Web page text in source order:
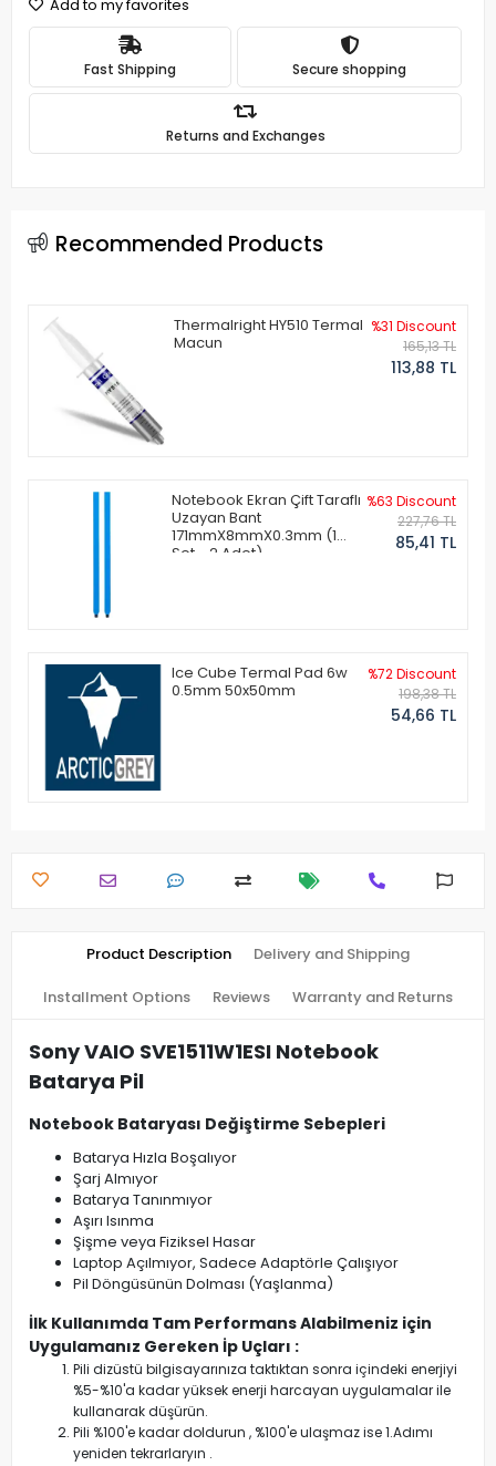
Add to my favorites
Fast Shipping Secure shopping
Returns and Exchanges
Recommended Products
Thermalright HY510 Termal
Macun
%31 Discount
165,13 TL
113,88 TL
Notebook Ekran Çift Taraflı
Uzayan Bant
171mmX8mmX0.3mm (1
Set - 2 Adet)
%63 Discount
227,76 TL
85,41 TL
Ice Cube Termal Pad 6w
0.5mm 50x50mm
%72 Discount
198,38 TL
54,66 TL
Product Description Delivery and Shipping
Installment Options Reviews Warranty and Returns
Sony VAIO SVE1511W1ESI Notebook
Batarya Pil
Notebook Bataryası Değiştirme Sebepleri
Batarya Hızla Boşalıyor
Şarj Almıyor
Batarya Tanınmıyor
Aşırı Isınma
Şişme veya Fiziksel Hasar
Laptop Açılmıyor, Sadece Adaptörle Çalışıyor
Pil Döngüsünün Dolması (Yaşlanma)
İlk Kullanımda Tam Performans Alabilmeniz için
Uygulamanız Gereken İp Uçları :
Pili dizüstü bilgisayarınıza taktıktan sonra içindeki enerjiyi
%5-%10'a kadar yüksek enerji harcayan uygulamalar ile
kullanarak düşürün.
Pili %100'e kadar doldurun , %100'e ulaşmaz ise 1.Adımı
yeniden tekrarlaryın .